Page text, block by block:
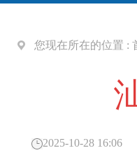
您现在所在的位置 :
2025-10-28 16:06